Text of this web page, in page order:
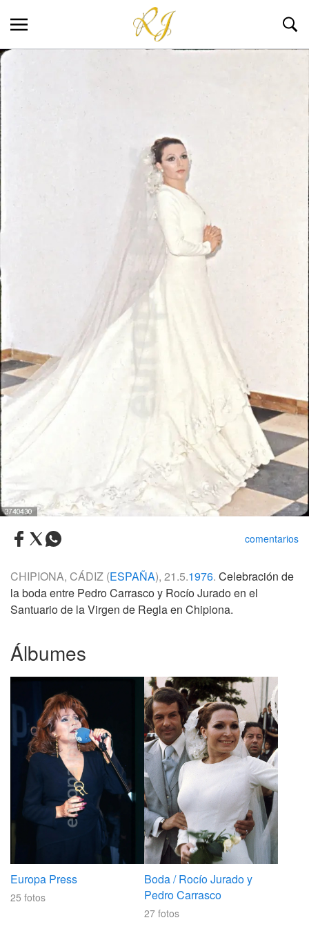
comentarios
CHIPIONA, CÁDIZ (ESPAÑA), 21.5.1976. Celebración de
la boda entre Pedro Carrasco y Rocío Jurado en el
Santuario de la Virgen de Regla en Chipiona.
Álbumes
Europa Press
25 fotos
Boda / Rocío Jurado y
Pedro Carrasco
27 fotos